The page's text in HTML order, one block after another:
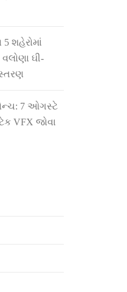
શહેરોમાં
ઘી-
7 ઓગસ્ટે
VFX જોવા